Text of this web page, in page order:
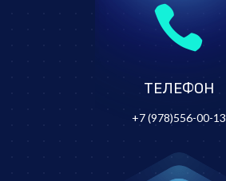

ТЕЛЕФОН
+7 (978)556-00-13